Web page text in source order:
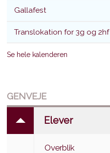
Gallafest
Translokation for 3g og 2hf
Se hele kalenderen
GENVEJE
Elever
Overblik